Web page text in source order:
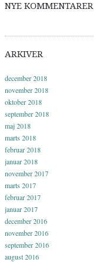
NYE KOMMENTARER
ARKIVER
december 2018
november 2018
oktober 2018
september 2018
maj 2018
marts 2018
februar 2018
januar 2018
november 2017
marts 2017
februar 2017
januar 2017
december 2016
november 2016
september 2016
august 2016